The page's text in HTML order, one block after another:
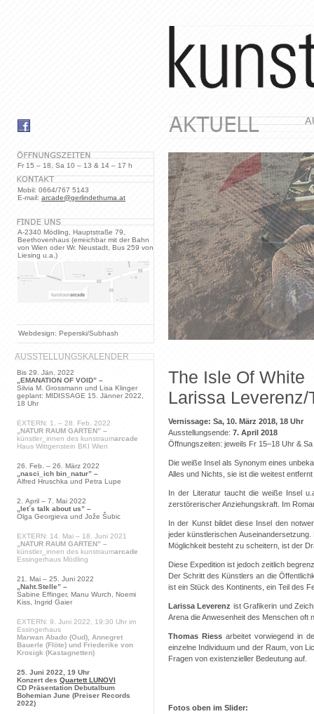
The Isle Of White
Larissa
Vernissage: Sa, 10. März 2018, 18 Uhr
Ausstellungsende: 7. April 2018
Öffnungszeiten: jeweils Fr 15–18 Uhr &
Die weiße Insel als Synonym eines
Alles und Nichts, sie ist die weitest
In der Literatur taucht die weiße Insel
zerstörerischer Anziehungskraft. Im
In der Kunst bildet diese Insel den
jeder künstlerischen
Möglichkeit besteht zu scheitern, ist der
Diese Expedition ist jedoch zeitlich
Der Schritt des Künstlers an die
ist ein Stück des Kontinents, ein Teil des
Larissa Leverenz ist Grafikerin und
Arena die Anwesenheit des Menschen oft
Thomas Riess arbeitet vorwiegend in
einzelne Individuum und der Raum, von
Fragen von existenzieller Bedeutung auf.
Fotos oben im Slider:
Fr 15 – 18, Sa 10 – 13 & 14 – 17 h
Mobil: 0664/767 5143
E-mail: arcade@gerlindethuma.at
A-2340 Mödling, Hauptstraße 79,
Beethovenhaus (erreichbar mit der Bahn
von Wien oder Wr. Neustadt, Bus 259 von
Liesing u.a.)
Webdesign: Peperski/Subhash
AUSSTELLUNGSKALENDER
Bis 29. Jän. 2022
„EMANATION OF VOID” –
Silvia M. Grossmann und Lisa Klinger
geplant: MIDISSAGE 15. Jänner 2022,
18 Uhr
EXTERN: 1. – 28. Feb. 2022
„NATUR RAUM GARTEN” –
künstler_innen des kunstraumarcade
Haus Wittgenstein BKI Wien
26. Feb. – 26. März 2022
„nasci_ich bin_natur” –
Alfred Hruschka und Petra Lupe
2. April – 7. Mai 2022
„let´s talk about us” –
Olga Georgieva und Jože Šubic
EXTERN: 14. Mai – 18. Juni 2021
„NATUR RAUM GARTEN” –
künstler_innen des kunstraumarcade
Essingerhaus Mödling
21. Mai – 25. Juni 2022
„Naht.Stelle” –
Sabine Effinger, Manu Wurch, Noemi
Kiss, Ingrid Gaier
EXTERN: 9. Juni 2022, 19:30 Uhr im
Essingerhaus
Marwan Abado (Oud), Annegret
Bauerle (Flöte) und Friederike von
Krosigk (Kastagnetten)
25. Juni 2022, 19 Uhr
Konzert des Quartett LUNOVI
CD Präsentation Debutalbum
Bohemian June (Preiser Records
2022)